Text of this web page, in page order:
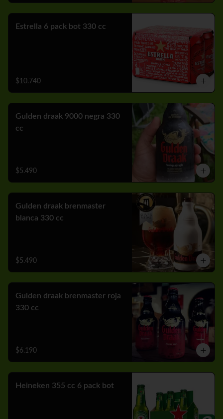
Estrella 6 pack bot 330 cc
$10.740
Gulden draak 9000 negra 330
cc
$5.490
Gulden draak brenmaster
blanca 330 cc
$5.490
Gulden draak brenmaster roja
330 cc
$6.190
Heineken 355 cc 6 pack bot